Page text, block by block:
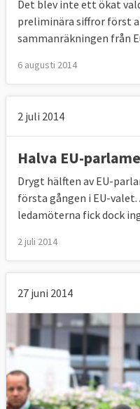
Det blev inte ett ökat
preliminära siffror först
sammanräkningen från
6 augusti 2014
2 juli 2014
Halva EU-
Drygt hälften av EU-
första gången i EU-valet.
ledamöterna fick dock
2 juli 2014
27 juni 2014